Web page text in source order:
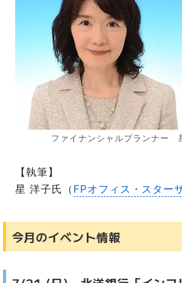
ファイナンシャルプランナー
【執筆】
星 洋子氏（ FPオフィス・スター
今月のイベント情報